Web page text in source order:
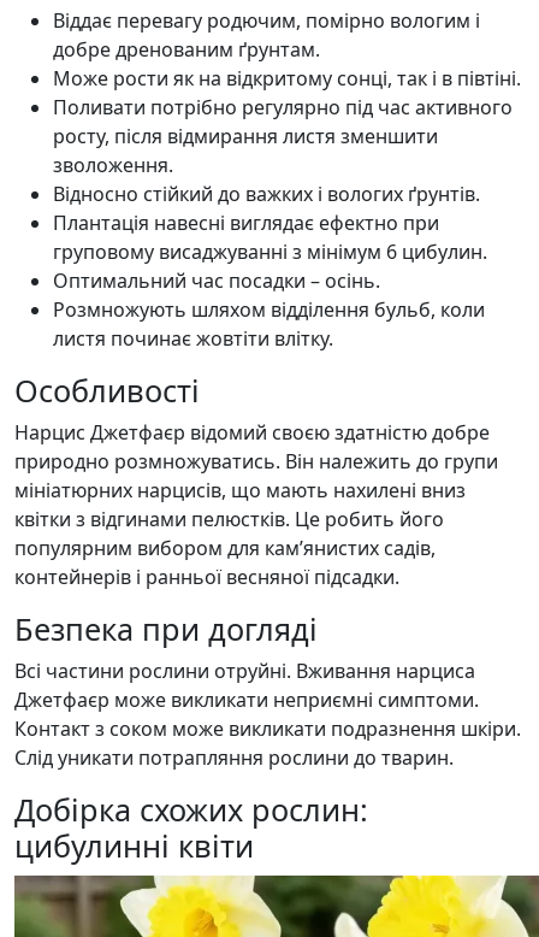
Віддає перевагу родючим, помірно вологим і
добре дренованим ґрунтам.
Може рости як на відкритому сонці, так і в півтіні.
Поливати потрібно регулярно під час активного
росту, після відмирання листя зменшити
зволоження.
Відносно стійкий до важких і вологих ґрунтів.
Плантація навесні виглядає ефектно при
груповому висаджуванні з мінімум 6 цибулин.
Оптимальний час посадки – осінь.
Розмножують шляхом відділення бульб, коли
листя починає жовтіти влітку.
Особливості
Нарцис Джетфаєр відомий своєю здатністю добре
природно розмножуватись. Він належить до групи
мініатюрних нарцисів, що мають нахилені вниз
квітки з відгинами пелюстків. Це робить його
популярним вибором для кам’янистих садів,
контейнерів і ранньої весняної підсадки.
Безпека при догляді
Всі частини рослини отруйні. Вживання нарциса
Джетфаєр може викликати неприємні симптоми.
Контакт з соком може викликати подразнення шкіри.
Слід уникати потрапляння рослини до тварин.
Добірка схожих рослин:
цибулинні квіти